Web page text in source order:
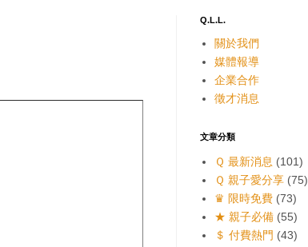
Q.L.L.
關於我們
媒體報導
企業合作
徵才消息
文章分類
Ｑ 最新消息 (101)
Ｑ 親子愛分享 (75)
♛ 限時免費 (73)
★ 親子必備 (55)
＄ 付費熱門 (43)